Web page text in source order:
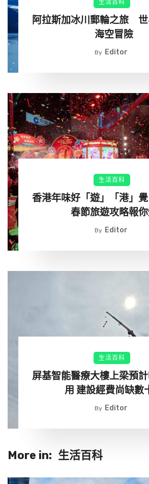
▼Dynzell一共接受2次手術，身高成功
術約花費100,000歐元（約台幣328萬
後，會將外部的金屬裝置移除，不過內
存在腿內，直到腿骨重新長出後才會移
生活百科
阿拉斯加冰川郵輪之旅
海空冒險
By Editor
生活百科
香港年味好「遊」「港」
春節旅遊攻略報你
By Editor
生活百科
屏基智能醫療大樓上梁預
用 建設經費尚缺數
By Editor
More in: 生活百科